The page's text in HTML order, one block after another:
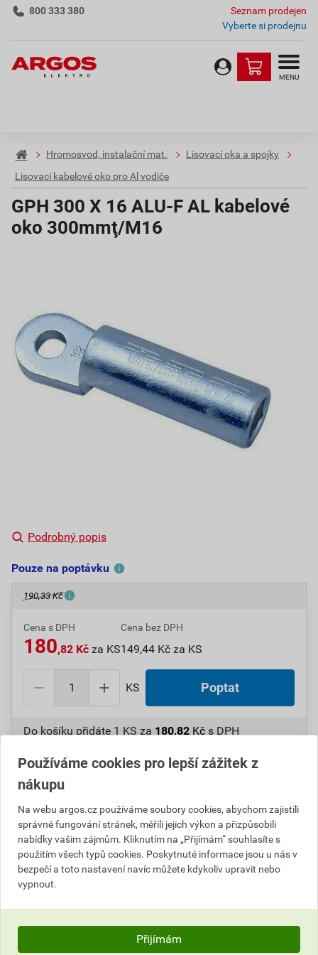
800 333 380
Seznam prodejen
Vyberte si prodejnu
MENU
Hromosvod, instalační mat.
Lisovací oka a spojky
Lisovací kabelové oko pro Al vodiče
GPH 300 X 16 ALU-F AL kabelové
oko 300mmţ/M16
Podrobný popis
Pouze na poptávku
190,33 Kč
Cena s DPH
180,82 Kč za KS
Cena bez DPH
149,44 Kč za KS
KS Poptat
Do košíku přidáte 1 KS za 180,82 Kč s DPH
Číslo položky:
Výrobky značky:
Popis
GPH 300 X 16 ALU-F AL kabelové oko 300mmţ/M16
Informace o ceně
Používáme cookies pro lepší zážitek z
nákupu
Na webu argos.cz používáme soubory cookies, abychom zajistili
správné fungování stránek, měřili jejich výkon a přizpůsobili
nabídky vašim zájmům. Kliknutím na „Přijímám“ souhlasíte s
použitím všech typů cookies. Poskytnuté informace jsou u nás v
bezpečí a toto nastavení navíc můžete kdykoliv upravit nebo
vypnout.
Přijímám